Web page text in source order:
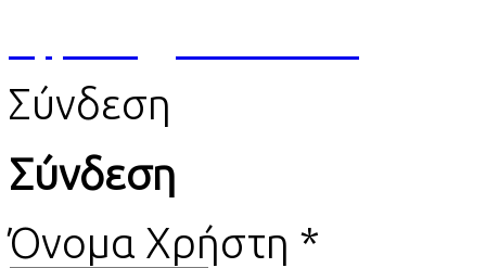
Σύνδεση
Σύνδεση
Όνομα Χρήστη *